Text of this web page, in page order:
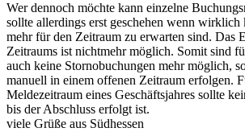
Wer dennoch möchte kann einzelne
sollte allerdings erst geschehen wenn wirklich
mehr für den Zeitraum zu erwarten sind. Das
Zeitraums ist nichtmehr möglich. Somit sind
auch keine Stornobuchungen mehr möglich,
manuell in einem offenen Zeitraum erfolgen.
Meldezeitraum eines Geschäftsjahres sollte
bis der Abschluss erfolgt ist.
viele Grüße aus Südhessen